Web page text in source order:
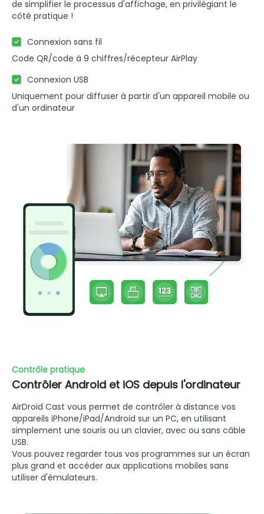
de simplifier le processus d'affichage, en privilégiant le
côté pratique !
Connexion sans fil
Code QR/code à 9 chiffres/récepteur AirPlay
Connexion USB
Uniquement pour diffuser à partir d'un appareil mobile ou
d'un ordinateur
Contrôle pratique
Contrôler Android et iOS depuis l'ordinateur
AirDroid Cast vous permet de contrôler à distance vos
appareils iPhone/iPad/Android sur un PC, en utilisant
simplement une souris ou un clavier, avec ou sans câble
USB.
Vous pouvez regarder tous vos programmes sur un écran
plus grand et accéder aux applications mobiles sans
utiliser d'émulateurs.